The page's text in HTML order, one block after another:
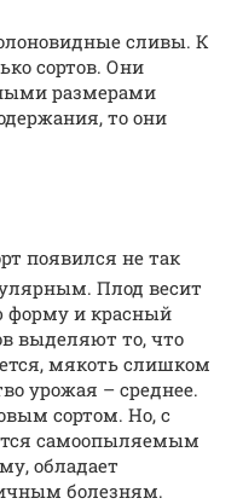
сливы. К
сортов. Они
размерами
то они
появился не так
Плод весит
форму и красный
выделяют то, что
мякоть слишком
урожая – среднее.
сортом. Но, с
самоопыляемым
обладает
болезням.